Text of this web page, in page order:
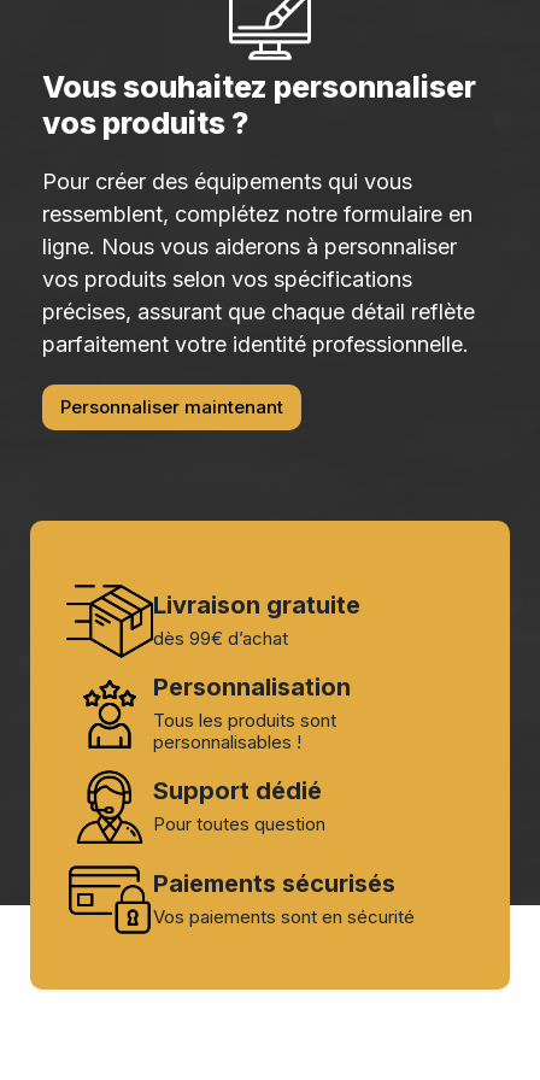
Vous souhaitez personnaliser
vos produits ?
Pour créer des équipements qui vous
ressemblent, complétez notre formulaire en
ligne. Nous vous aiderons à personnaliser
vos produits selon vos spécifications
précises, assurant que chaque détail reflète
parfaitement votre identité professionnelle.
Personnaliser maintenant
Livraison gratuite
dès 99€ d’achat
Personnalisation
Tous les produits sont
personnalisables !
Support dédié
Pour toutes question
Paiements sécurisés
Vos paiements sont en sécurité